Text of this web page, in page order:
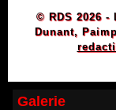
© RDS 2026 -
Dunant,
Galerie